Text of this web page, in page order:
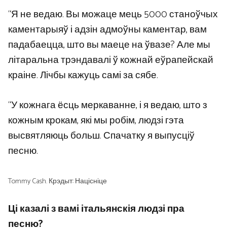
“Я не ведаю. Вы можаце мець 5000 станоўчых
каментарыяў і адзін адмоўны каментар, вам
падабаецца, што вы маеце на ўвазе? Але мы
літаральна трэндавалі ў кожнай еўрапейскай
краіне. Лічбы кажуць самі за сябе.
“У кожнага ёсць меркаванне, і я ведаю, што з
кожным крокам, які мы робім, людзі гэта
высвятляюць больш. Спачатку я выпусціў
песню.
Tommy Cash. Крэдыт: Націсніце
Ці казалі з вамі італьянскія людзі пра
песню?